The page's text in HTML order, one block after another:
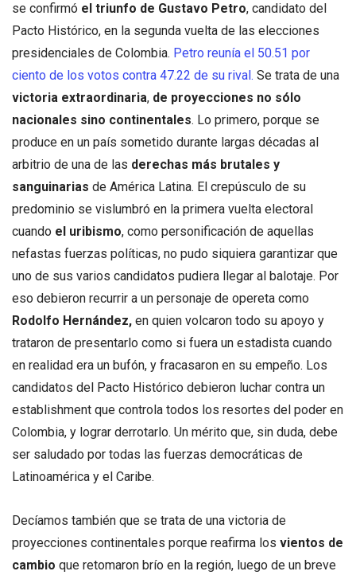
se confirmó el triunfo de Gustavo Petro, candidato del
Pacto Histórico, en la segunda vuelta de las elecciones
presidenciales de Colombia. Petro reunía el 50.51 por
ciento de los votos contra 47.22 de su rival. Se trata de una
victoria extraordinaria, de proyecciones no sólo
nacionales sino continentales. Lo primero, porque se
produce en un país sometido durante largas décadas al
arbitrio de una de las derechas más brutales y
sanguinarias de América Latina. El crepúsculo de su
predominio se vislumbró en la primera vuelta electoral
cuando el uribismo, como personificación de aquellas
nefastas fuerzas políticas, no pudo siquiera garantizar que
uno de sus varios candidatos pudiera llegar al balotaje. Por
eso debieron recurrir a un personaje de opereta como
Rodolfo Hernández, en quien volcaron todo su apoyo y
trataron de presentarlo como si fuera un estadista cuando
en realidad era un bufón, y fracasaron en su empeño. Los
candidatos del Pacto Histórico debieron luchar contra un
establishment que controla todos los resortes del poder en
Colombia, y lograr derrotarlo. Un mérito que, sin duda, debe
ser saludado por todas las fuerzas democráticas de
Latinoamérica y el Caribe.
Decíamos también que se trata de una victoria de
proyecciones continentales porque reafirma los vientos de
cambio que retomaron brío en la región, luego de un breve